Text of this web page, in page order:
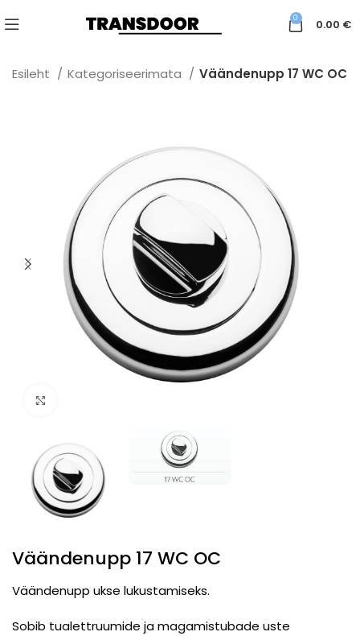
0 0.00 €
Esileht Kategoriseerimata Väändenupp 17 WC OC
Väändenupp 17 WC OC
Väändenupp ukse lukustamiseks.
Sobib tualettruumide ja magamistubade uste